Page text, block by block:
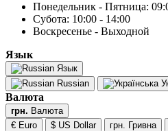
Понедельник - Пятница:
Субота: 10:00 - 14:00
Воскресенье - Выходной
Язык
Язык
Russian
Валюта
грн. Валюта
€ Euro
$ US Dollar грн. Гривна